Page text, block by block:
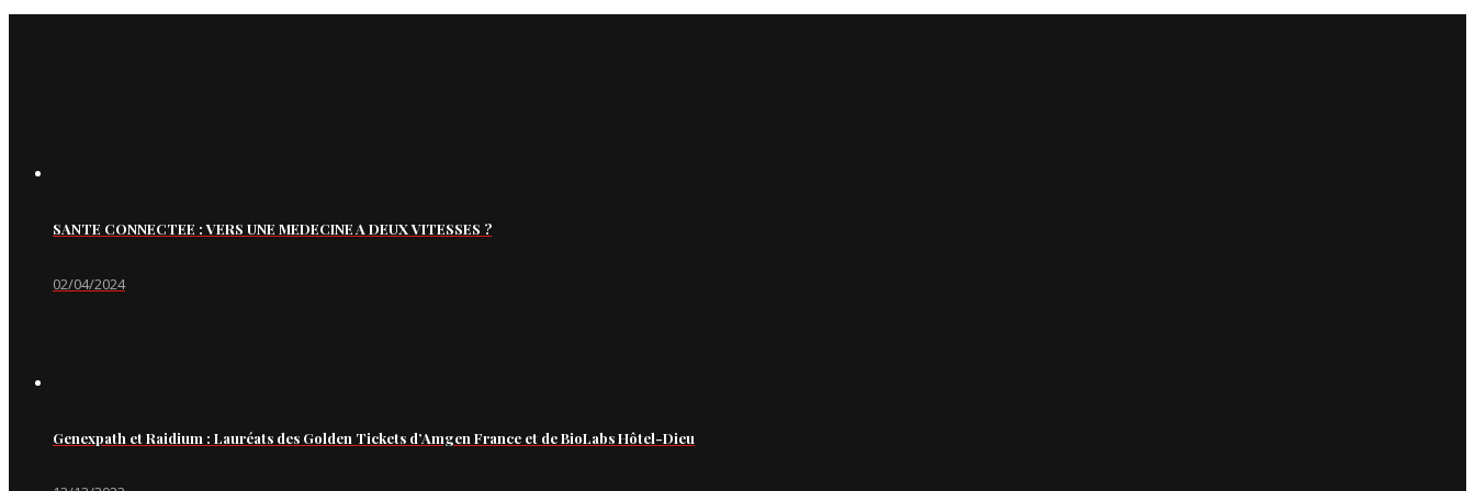
SANTE CONNECTEE : VERS UNE MEDECINE A DEUX VITESSES ?
02/04/2024
Genexpath et Raidium : Lauréats des Golden Tickets d’Amgen France et de BioLabs Hôtel-Dieu